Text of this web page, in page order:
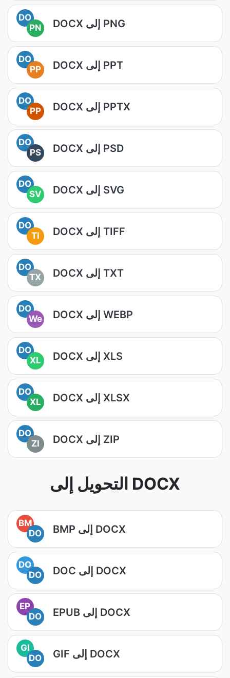
DO
PN
DOCX إلى PNG
DO
PP
DOCX إلى PPT
DO
PP
DOCX إلى PPTX
DO
PS
DOCX إلى PSD
DO
SV
DOCX إلى SVG
DO
TI
DOCX إلى TIFF
DO
TX
DOCX إلى TXT
DO
We
DOCX إلى WEBP
DO
XL
DOCX إلى XLS
DO
XL
DOCX إلى XLSX
DO
ZI
DOCX إلى ZIP
التحويل إلى DOCX
BM
DO
BMP إلى DOCX
DO
DO
DOC إلى DOCX
EP
DO
EPUB إلى DOCX
GI
DO
GIF إلى DOCX